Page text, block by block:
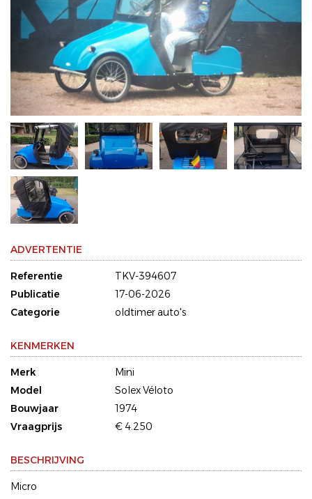
ADVERTENTIE
Referentie
TKV-394607
Publicatie
17-06-2026
Categorie
oldtimer auto's
KENMERKEN
Merk
Mini
Model
Solex Véloto
Bouwjaar
1974
Vraagprijs
€ 4.250
BESCHRIJVING
Micro